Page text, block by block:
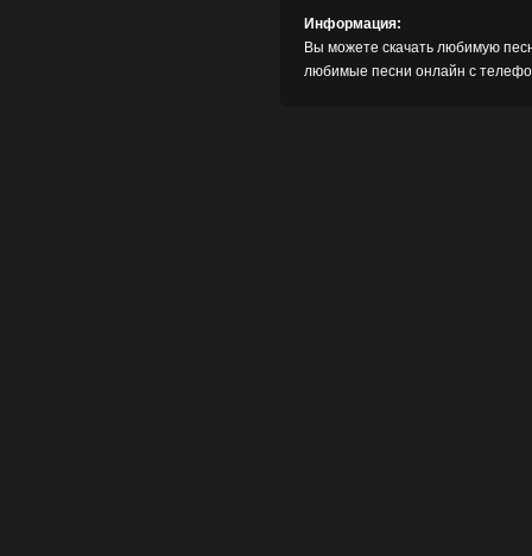
Информация:
Вы можете скачать любимую
любимые песни онлайн с